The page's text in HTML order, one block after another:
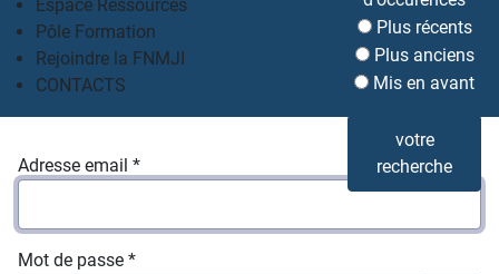
Espace Ressources
Pôle Formation
Rejoindre la FNMJI
CONTACTS
Plus récents
Plus anciens
Mis en avant
votre
recherche
Adresse email *
Mot de passe *